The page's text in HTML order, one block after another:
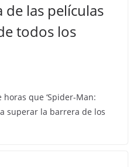
las películas
todos los
que ‘Spider-Man:
superar la barrera de los